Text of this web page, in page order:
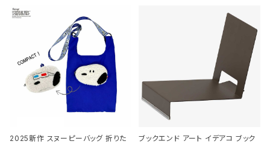
2025新作 スヌーピーバッグ 折りた
ブックエンド アート イデアコ ブック